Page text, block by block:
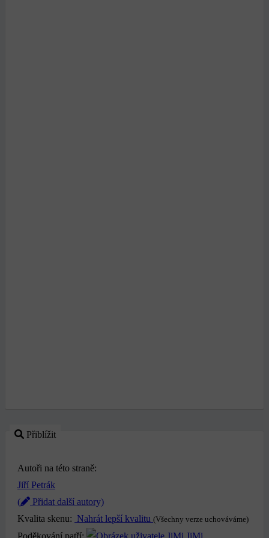
Přiblížit
Autoři na této straně:
Jiří Petrák
(
Přidat další autory)
Kvalita skenu: Nahrát lepší kvalitu (Všechny verze uchováváme)
Poděkování patří: JiMi